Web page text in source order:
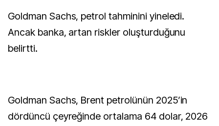
Goldman Sachs, petrol tahminini yineledi.
Ancak banka, artan riskler oluşturduğunu
belirtti.
Goldman Sachs, Brent petrolünün 2025’in
dördüncü çeyreğinde ortalama 64 dolar, 2026